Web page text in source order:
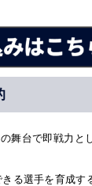
舞台で即戦力と
る選手を育成す